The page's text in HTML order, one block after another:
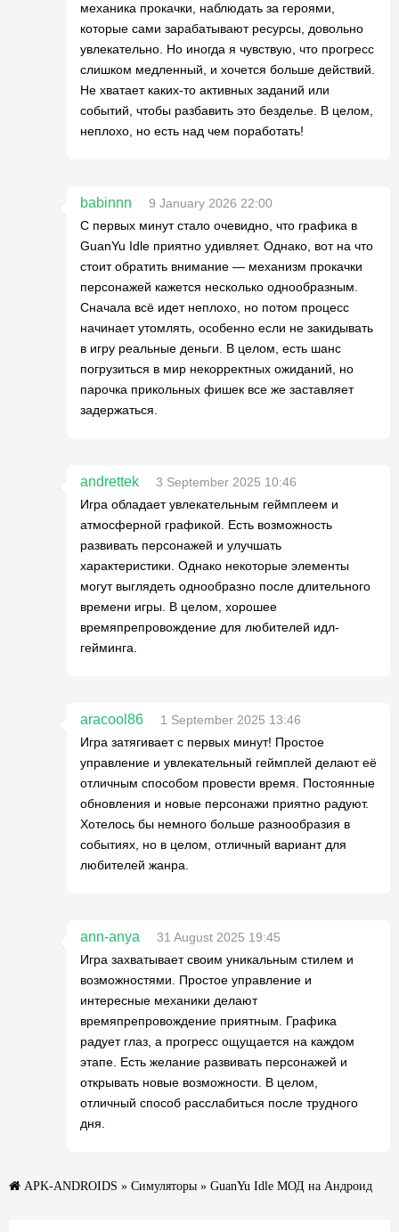
механика прокачки, наблюдать за героями,
которые сами зарабатывают ресурсы, довольно
увлекательно. Но иногда я чувствую, что прогресс
слишком медленный, и хочется больше действий.
Не хватает каких-то активных заданий или
событий, чтобы разбавить это безделье. В целом,
неплохо, но есть над чем поработать!
babinnn
9 January 2026 22:00
С первых минут стало очевидно, что графика в
GuanYu Idle приятно удивляет. Однако, вот на что
стоит обратить внимание — механизм прокачки
персонажей кажется несколько однообразным.
Сначала всё идет неплохо, но потом процесс
начинает утомлять, особенно если не закидывать
в игру реальные деньги. В целом, есть шанс
погрузиться в мир некорректных ожиданий, но
парочка прикольных фишек все же заставляет
задержаться.
andrettek
3 September 2025 10:46
Игра обладает увлекательным геймплеем и
атмосферной графикой. Есть возможность
развивать персонажей и улучшать
характеристики. Однако некоторые элементы
могут выглядеть однообразно после длительного
времени игры. В целом, хорошее
времяпрепровождение для любителей идл-
гейминга.
aracool86
1 September 2025 13:46
Игра затягивает с первых минут! Простое
управление и увлекательный геймплей делают её
отличным способом провести время. Постоянные
обновления и новые персонажи приятно радуют.
Хотелось бы немного больше разнообразия в
событиях, но в целом, отличный вариант для
любителей жанра.
ann-anya
31 August 2025 19:45
Игра захватывает своим уникальным стилем и
возможностями. Простое управление и
интересные механики делают
времяпрепровождение приятным. Графика
радует глаз, а прогресс ощущается на каждом
этапе. Есть желание развивать персонажей и
открывать новые возможности. В целом,
отличный способ расслабиться после трудного
дня.
APK-ANDROIDS » Симуляторы » GuanYu Idle МОД на Андроид